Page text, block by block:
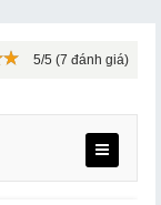
5/5 (7 đánh giá)